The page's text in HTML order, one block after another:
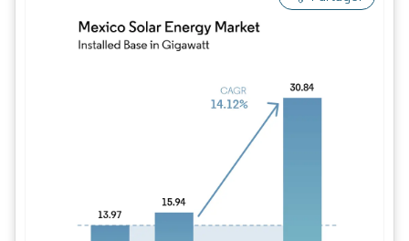
Image © Mordor Intelligence. La